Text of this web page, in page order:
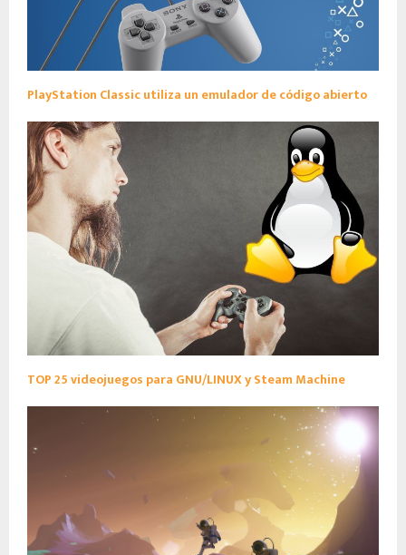
PlayStation Classic utiliza un emulador de código abierto
TOP 25 videojuegos para GNU/LINUX y Steam Machine